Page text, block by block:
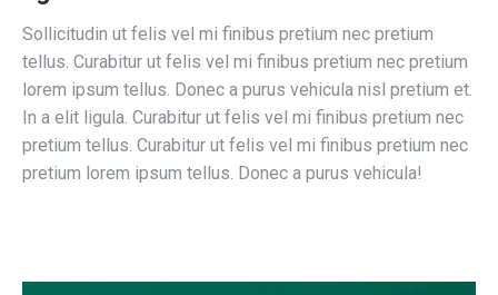
Sollicitudin ut felis vel mi finibus pretium nec pretium
tellus. Curabitur ut felis vel mi finibus pretium nec pretium
lorem ipsum tellus. Donec a purus vehicula nisl pretium et.
In a elit ligula. Curabitur ut felis vel mi finibus pretium nec
pretium tellus. Curabitur ut felis vel mi finibus pretium nec
pretium lorem ipsum tellus. Donec a purus vehicula!